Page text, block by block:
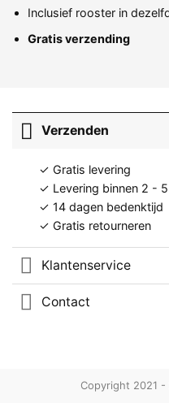
Inclusief rooster in
Gratis verzending
Verzenden
✓ Gratis levering
✓ Levering binnen 2 -
✓ 14 dagen bedenktijd
✓ Gratis retourneren
Klantenservice
Contact
Copyright 2021